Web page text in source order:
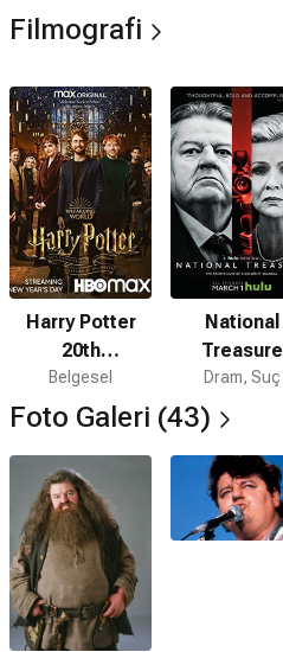
Filmografi
Harry Potter
20th
Anniversary:
Return to
Belgesel
National
Treasure
Dram, Suç
Foto Galeri (43)